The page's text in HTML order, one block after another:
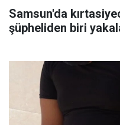
Samsun'da
şüpheliden biri